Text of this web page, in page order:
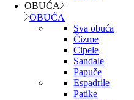
OBUĆA
OBUĆA
Sva obuća
Čizme
Cipele
Sandale
Papuče
Espadrile
Patike